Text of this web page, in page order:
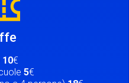
10€
5€